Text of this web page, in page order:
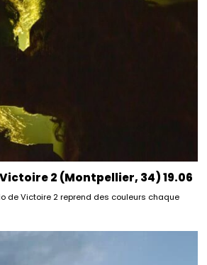
2 (Montpellier, 34) 19.06
de Victoire 2 reprend des couleurs chaque